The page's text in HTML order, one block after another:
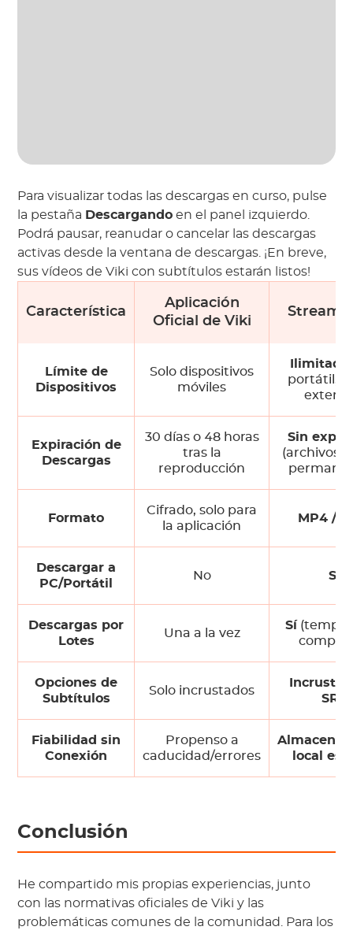
Para visualizar todas las descargas en curso, pulse
la pestaña Descargando en el panel izquierdo.
Podrá pausar, reanudar o cancelar las descargas
activas desde la ventana de descargas. ¡En breve,
sus vídeos de Viki con subtítulos estarán listos!
Característica
Aplicación
Oficial de Viki
Límite de
Dispositivos
Solo dispositivos
móviles
Ilimitado
portátil,
Expiración de
Descargas
30 días o 48 horas
tras la
reproducción
Sin
(archivos
Formato
Cifrado, solo para
la aplicación
MP4 /
Descargar a
PC/Portátil
No Sí
Descargas por
Lotes
Una a la vez
Sí
Opciones de
Subtítulos
Solo incrustados
SRT
Fiabilidad sin
Conexión
Propenso a
caducidad/errores
local
Conclusión
He compartido mis propias experiencias, junto
con las normativas oficiales de Viki y las
problemáticas comunes de la comunidad. Para los